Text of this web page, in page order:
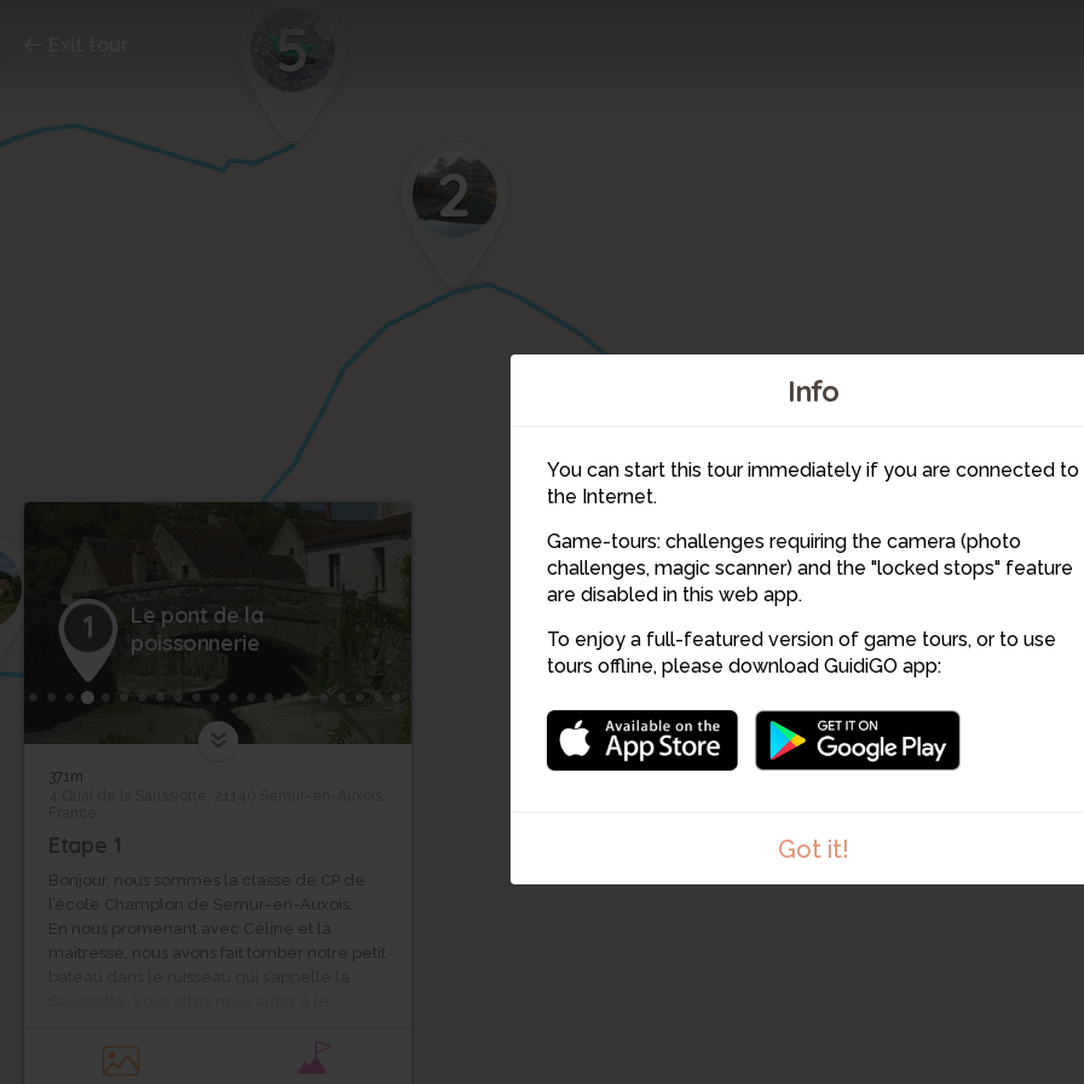
Info
You can start this tour immediately if you are connected to
the Internet.
Game-tours: challenges requiring the camera (photo
challenges, magic scanner) and the "locked stops" feature
are disabled in this web app.
To enjoy a full-featured version of game tours, or to use
tours offline, please download GuidiGO app:
Got it!
5
2
1
1
Le pont de la
poissonnerie
371m
Etape 1
Bonjour, nous sommes la classe de CP de
l’école Champlon de Semur-en-Auxois.
En nous promenant avec Céline et la
maîtresse, nous avons fait tomber notre petit
prendre le long de votre parcours. Suivez-